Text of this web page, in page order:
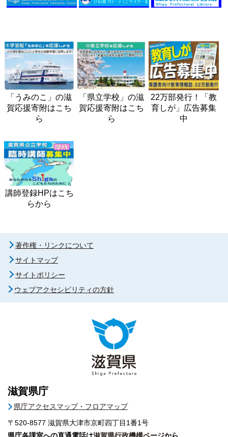
「うみのこ」の滋
賀応援寄附はこち
ら
「県立学校」の滋
賀応援寄附はこち
ら
22万部発行！「教
育しが」広告募集
中
講師登録HPはこち
らから
著作権・リンクについて
サイトマップ
サイトポリシー
ウェブアクセシビリティの方針
滋賀県庁
県庁アクセスマップ・フロアマップ
〒520-8577 滋賀県大津市京町四丁目1番1号